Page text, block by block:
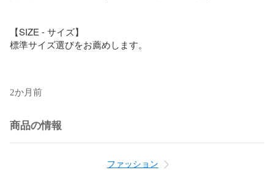
【SIZE - サイズ】
標準サイズ選びをお薦めします。
2か月前
商品の情報
ファッション